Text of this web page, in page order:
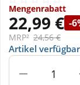
Natur &
Sanitätshaus
Sport & Fitness
Mengenrabatt
22,99 € -
MRP² 24,56 €
Artikel verfügbar